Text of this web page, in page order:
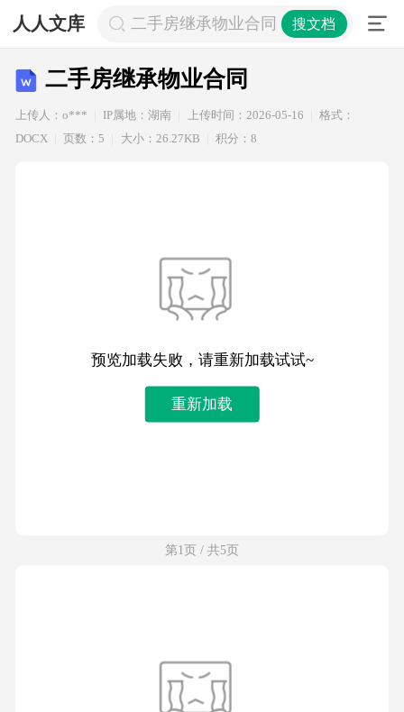
人人文库 二手房继承物业合同 搜文档
二手房继承物业合同
上传人：o*** IP属地：湖南 上传时间：2026-05-16
格式：
DOCX
页数：5 大小：26.27KB 积分：8
预览加载失败，请重新加载试试~
重新加载
第1页 / 共5页